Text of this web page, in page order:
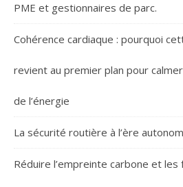
PME et gestionnaires de parc.
Cohérence cardiaque : pourquoi
revient au premier plan pour
de l’énergie
La sécurité routière à l’ère
Réduire l’empreinte carbone et